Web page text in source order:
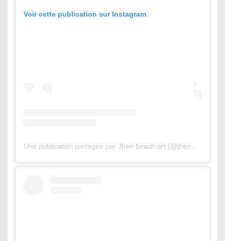
Voir cette publication sur Instagram
Une publication partagée par Jben beach art (@jbenart)